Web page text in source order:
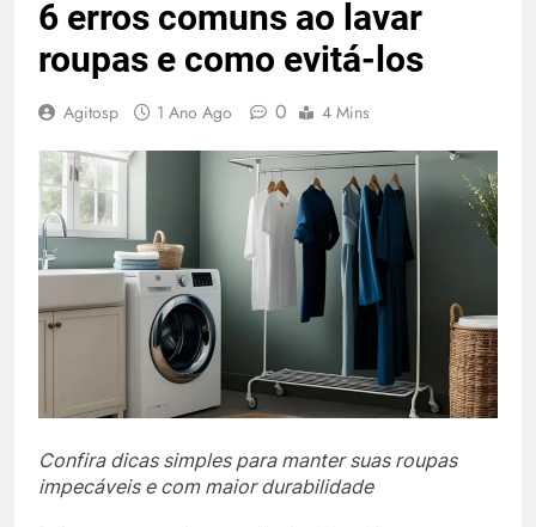
6 erros comuns ao lavar
roupas e como evitá-los
Agitosp 1 Ano Ago 0 4 Mins
Confira dicas simples para manter suas roupas
impecáveis e com maior durabilidade